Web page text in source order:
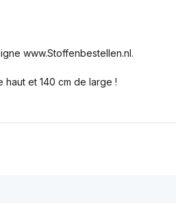
www.Stoffenbestellen.nl.
haut et 140 cm de large !